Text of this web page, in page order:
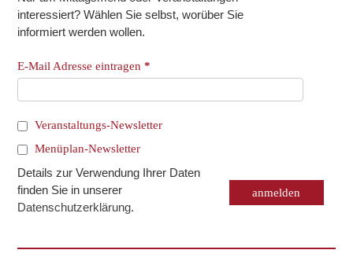
interessiert? Wählen Sie selbst, worüber Sie
informiert werden wollen.
E-Mail Adresse eintragen*
Veranstaltungs-Newsletter
Menüplan-Newsletter
Details zur Verwendung Ihrer Daten
finden Sie in unserer
Datenschutzerklärung.